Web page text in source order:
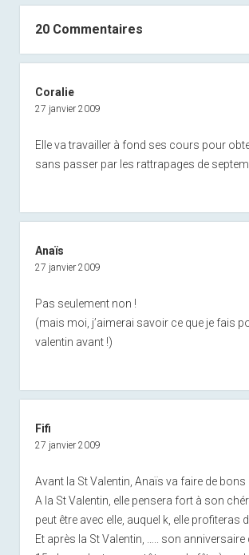
20 Commentaires
Coralie
27 janvier 2009
Elle va travailler à fond ses cours pour
sans passer par les rattrapages de
Anaïs
27 janvier 2009
Pas seulement non !
(mais moi, j’aimerai savoir ce que je fais
valentin avant !)
Fifi
27 janvier 2009
Avant la St Valentin, Anaïs va faire de bons
A la St Valentin, elle pensera fort à son
peut être avec elle, auquel k, elle profiteras
Et après la St Valentin, ….. son anniversaire